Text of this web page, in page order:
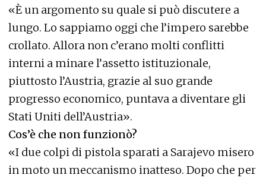
«È un argomento su quale si può discutere a
lungo. Lo sappiamo oggi che l’impero sarebbe
crollato. Allora non c’erano molti conflitti
interni a minare l’assetto istituzionale,
piuttosto l’Austria, grazie al suo grande
progresso economico, puntava a diventare gli
Stati Uniti dell’Austria».
Cos’è che non funzionò?
«I due colpi di pistola sparati a Sarajevo misero
in moto un meccanismo inatteso. Dopo che per